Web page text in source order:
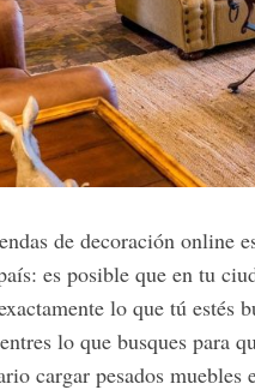
de decoración online
es posible que en tu
lo que tú estés
lo que busques para
cargar pesados